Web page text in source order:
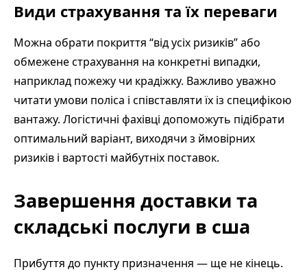
Види страхування та їх переваги
Можна обрати покриття “від усіх ризиків” або
обмежене страхування на конкретні випадки,
наприклад пожежу чи крадіжку. Важливо уважно
читати умови поліса і співставляти їх із специфікою
вантажу. Логістичні фахівці допоможуть підібрати
оптимальний варіант, виходячи з ймовірних
ризиків і вартості майбутніх поставок.
Завершення доставки та
складські послуги в сша
Прибуття до пункту призначення — ще не кінець.